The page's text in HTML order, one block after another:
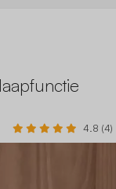
4.8 (4)